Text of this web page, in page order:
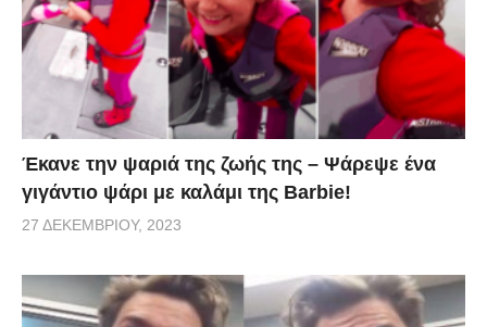
με ποια κριτήρια θα ψηφίσουν; Δείτε το τρέιλερ του
αποψινού επεισοδίου…
Έκανε την ψαριά της ζωής της – Ψάρεψε ένα
γιγάντιο ψάρι με καλάμι της Barbie!
27 ΔΕΚΕΜΒΡΊΟΥ, 2023